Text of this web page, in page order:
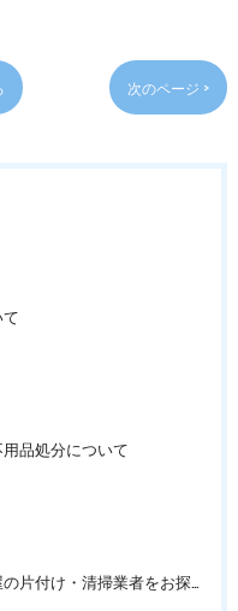
次のページ >
品処分について
札幌市でごみ部屋の片付け・清掃業者をお探しの方は